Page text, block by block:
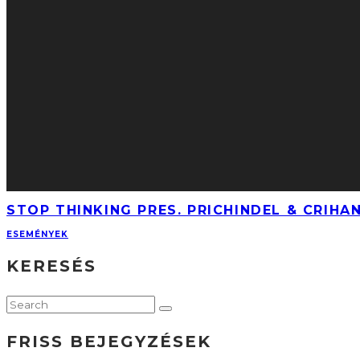
STOP THINKING PRES. PRICHINDEL &
ESEMÉNYEK
KERESÉS
FRISS BEJEGYZÉSEK